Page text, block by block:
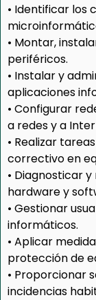
• Identificar los
• Montar,
periféricos.
• Instalar y
aplicaciones
• Configurar
a redes y a
• Realizar
correctivo en
• Diagnosticar
hardware y
• Gestionar
informáticos.
• Aplicar
protección de
• Proporcionar
incidencias